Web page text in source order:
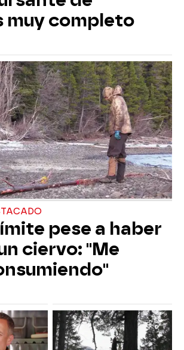
muy completo
pese a haber
ciervo: "Me